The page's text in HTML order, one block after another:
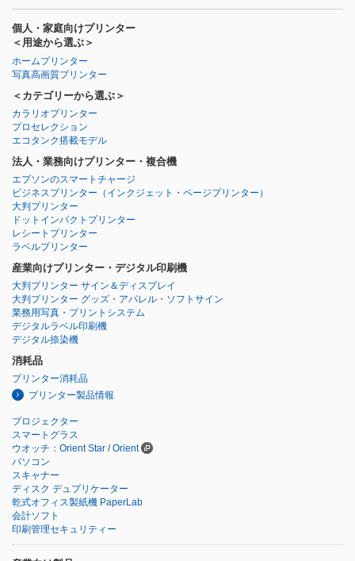
個人・家庭向けプリンター
＜用途から選ぶ＞
ホームプリンター
写真高画質プリンター
＜カテゴリーから選ぶ＞
カラリオプリンター
プロセレクション
エコタンク搭載モデル
法人・業務向けプリンター・複合機
エプソンのスマートチャージ
ビジネスプリンター （インクジェット・ページプリンター）
大判プリンター
ドットインパクトプリンター
レシートプリンター
ラベルプリンター
産業向けプリンター・デジタル印刷機
大判プリンター サイン＆ディスプレイ
大判プリンター グッズ・アパレル・ソフトサイン
業務用写真・プリントシステム
デジタルラベル印刷機
デジタル捺染機
消耗品
プリンター消耗品
プリンター製品情報
プロジェクター
スマートグラス
ウオッチ：Orient Star / Orient
パソコン
スキャナー
ディスク デュプリケーター
乾式オフィス製紙機 PaperLab
会計ソフト
印刷管理セキュリティー